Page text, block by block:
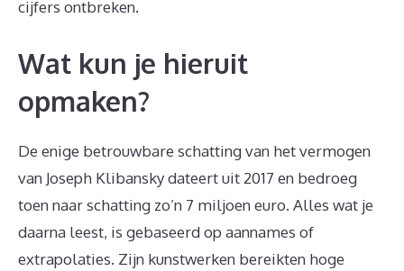
cijfers ontbreken.
Wat kun je hieruit
opmaken?
De enige betrouwbare schatting van het vermogen
van Joseph Klibansky dateert uit 2017 en bedroeg
toen naar schatting zo’n 7 miljoen euro. Alles wat je
daarna leest, is gebaseerd op aannames of
extrapolaties. Zijn kunstwerken bereikten hoge